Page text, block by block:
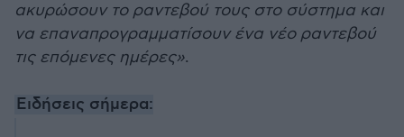
ακυρώσουν το ραντεβού τους στο σύστημα και
να επαναπρογραμματίσουν ένα νέο ραντεβού
τις επόμενες ημέρες».
Ειδήσεις σήμερα: